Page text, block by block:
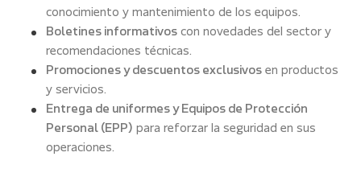
conocimiento y mantenimiento de los equipos.
Boletines informativos con novedades del sector y
recomendaciones técnicas.
Promociones y descuentos exclusivos en productos
y servicios.
Entrega de uniformes y Equipos de Protección
Personal (EPP) para reforzar la seguridad en sus
operaciones.